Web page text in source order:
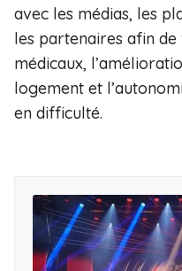
avec les médias, les
les partenaires afin de
médicaux,
logement et
en difficulté.